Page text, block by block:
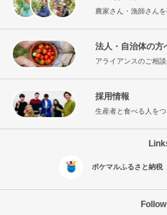
農家さん・漁師さん
法人・自治体の方
アライアンスのご相
採用情報
生産者と食べる人を
ポケマルふるさと納税